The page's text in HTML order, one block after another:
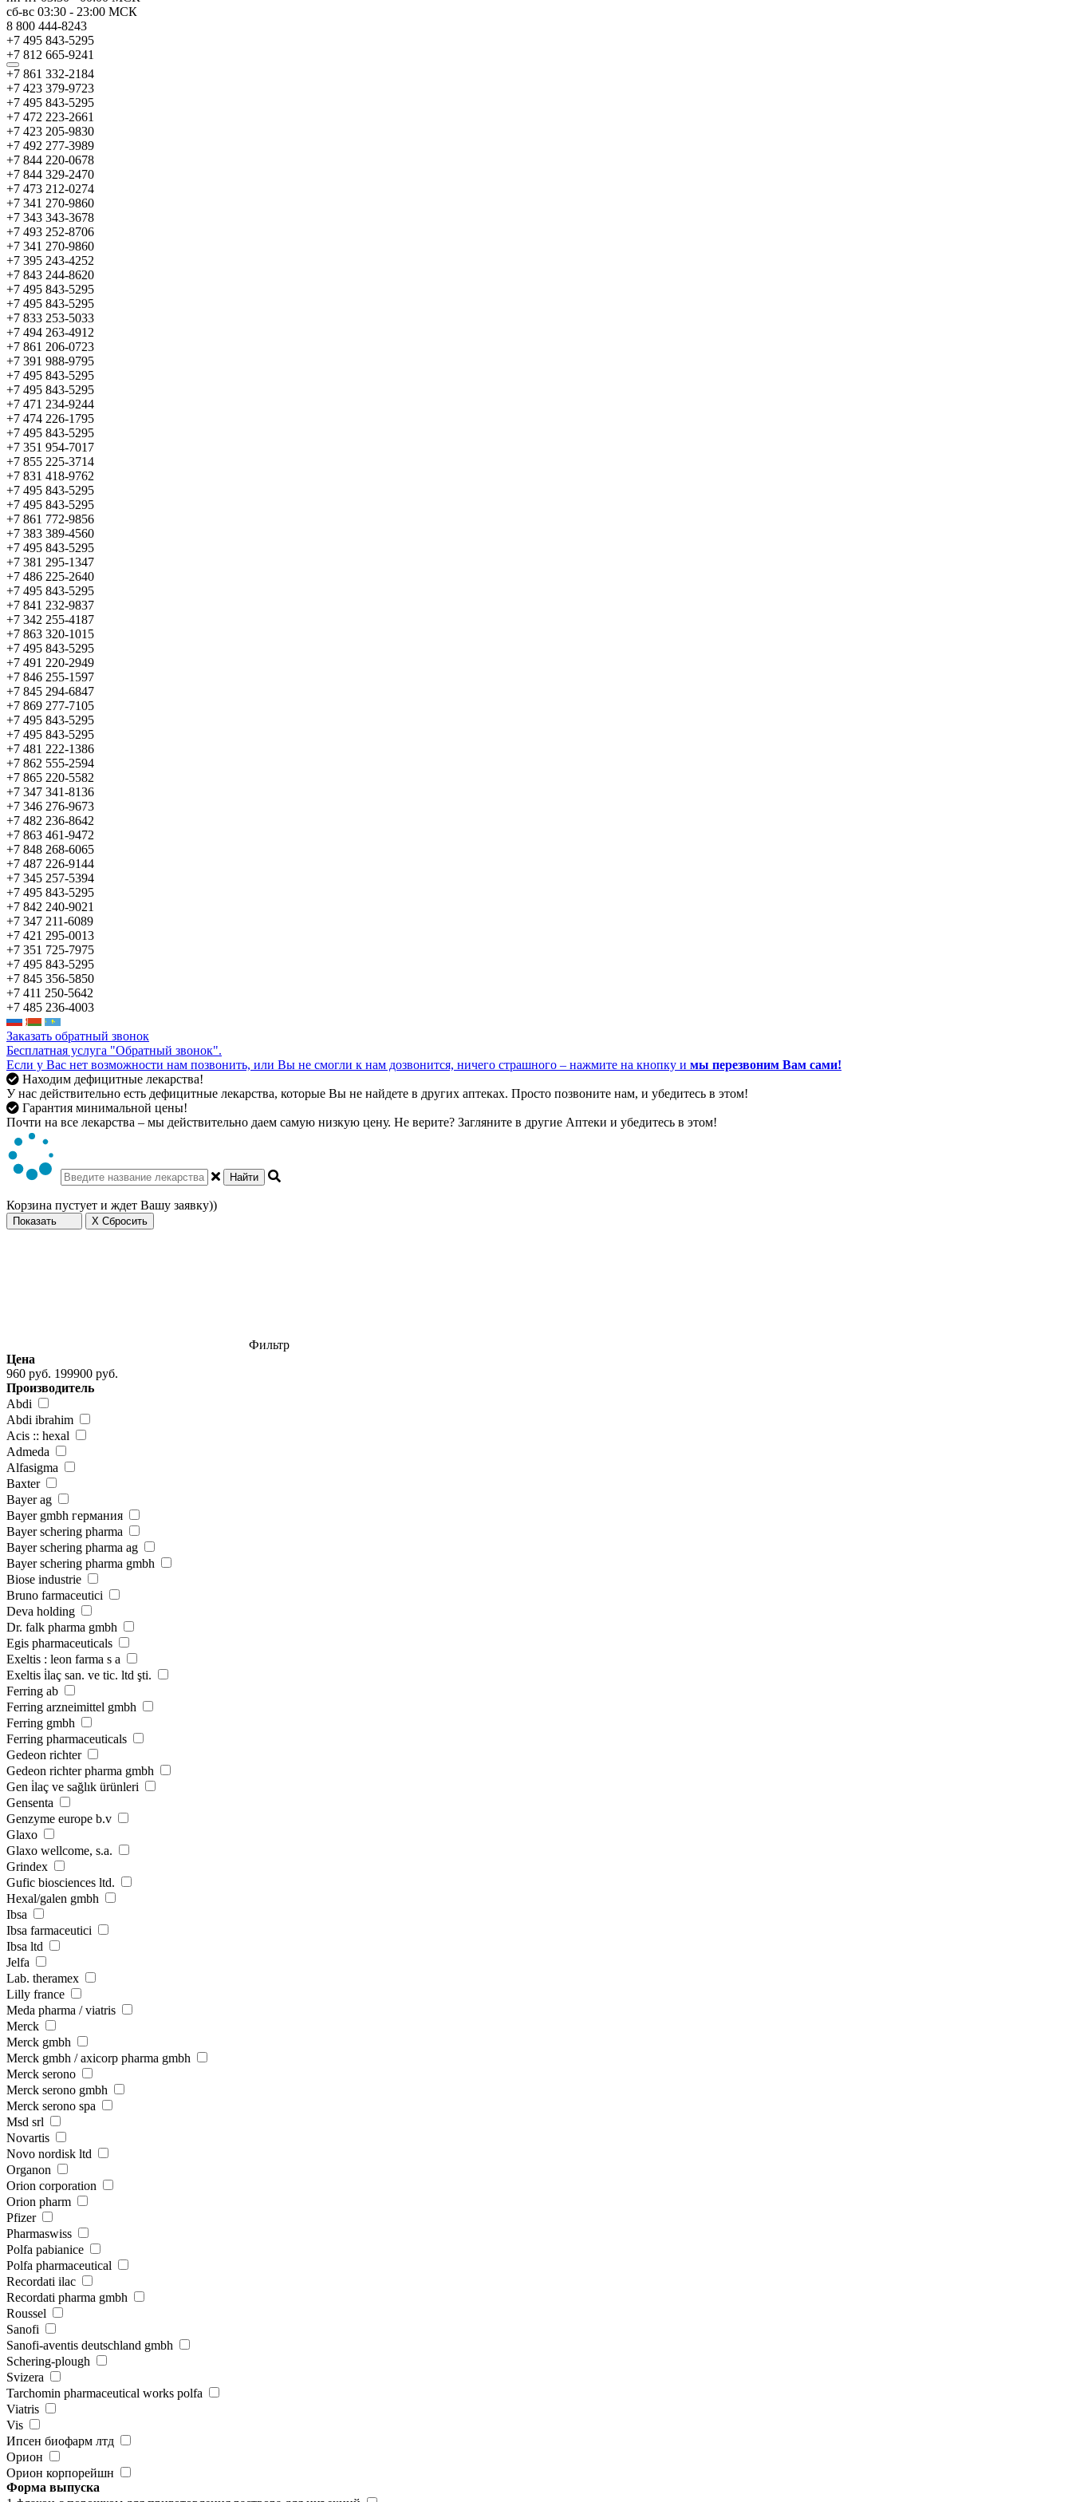
сб-вс 03:30 - 23:00 МСК
8 800 444-8243
+7 495 843-5295
+7 812 665-9241
+7 861 332-2184
+7 423 379-9723
+7 495 843-5295
+7 472 223-2661
+7 423 205-9830
+7 492 277-3989
+7 844 220-0678
+7 844 329-2470
+7 473 212-0274
+7 341 270-9860
+7 343 343-3678
+7 493 252-8706
+7 341 270-9860
+7 395 243-4252
+7 843 244-8620
+7 495 843-5295
+7 495 843-5295
+7 833 253-5033
+7 494 263-4912
+7 861 206-0723
+7 391 988-9795
+7 495 843-5295
+7 495 843-5295
+7 471 234-9244
+7 474 226-1795
+7 495 843-5295
+7 351 954-7017
+7 855 225-3714
+7 831 418-9762
+7 495 843-5295
+7 495 843-5295
+7 861 772-9856
+7 383 389-4560
+7 495 843-5295
+7 381 295-1347
+7 486 225-2640
+7 495 843-5295
+7 841 232-9837
+7 342 255-4187
+7 863 320-1015
+7 495 843-5295
+7 491 220-2949
+7 846 255-1597
+7 845 294-6847
+7 869 277-7105
+7 495 843-5295
+7 495 843-5295
+7 481 222-1386
+7 862 555-2594
+7 865 220-5582
+7 347 341-8136
+7 346 276-9673
+7 482 236-8642
+7 863 461-9472
+7 848 268-6065
+7 487 226-9144
+7 345 257-5394
+7 495 843-5295
+7 842 240-9021
+7 347 211-6089
+7 421 295-0013
+7 351 725-7975
+7 495 843-5295
+7 845 356-5850
+7 411 250-5642
+7 485 236-4003
Заказать обратный звонок
Бесплатная услуга "Обратный звонок".
Если у Вас нет возможности нам позвонить, или Вы не смогли к нам дозвонится, ничего страшного – нажмите на кнопку и мы перезвоним Вам сами!
Находим дефицитные лекарства!
У нас действительно есть дефицитные лекарства, которые Вы не найдете в других аптеках. Просто позвоните нам, и убедитесь в этом!
Гарантия минимальной цены!
Почти на все лекарства – мы действительно даем самую низкую цену. Не верите? Загляните в другие Аптеки и убедитесь в этом!
Найти
Корзина пустует и ждет Вашу заявку))
Показать X Сбросить
Фильтр
Цена
960 руб. 199900 руб.
Производитель
Abdi
Abdi ibrahim
Acis :: hexal
Admeda
Alfasigma
Baxter
Bayer ag
Bayer gmbh германия
Bayer schering pharma
Bayer schering pharma ag
Bayer schering pharma gmbh
Biose industrie
Bruno farmaceutici
Deva holding
Dr. falk pharma gmbh
Egis pharmaceuticals
Exeltis : leon farma s a
Exeltis i̇laç san. ve tic. ltd şti.
Ferring ab
Ferring arzneimittel gmbh
Ferring gmbh
Ferring pharmaceuticals
Gedeon richter
Gedeon richter pharma gmbh
Gen i̇laç ve sağlık ürünleri
Gensenta
Genzyme europe b.v
Glaxo
Glaxo wellcome, s.a.
Grindex
Gufic biosciences ltd.
Hexal/galen gmbh
Ibsa
Ibsa farmaceutici
Ibsa ltd
Jelfa
Lab. theramex
Lilly france
Meda pharma / viatris
Merck
Merck gmbh
Merck gmbh / axicorp pharma gmbh
Merck serono
Merck serono gmbh
Merck serono spa
Msd srl
Novartis
Novo nordisk ltd
Organon
Orion corporation
Orion pharm
Pfizer
Pharmaswiss
Polfa pabianice
Polfa pharmaceutical
Recordati ilac
Recordati pharma gmbh
Roussel
Sanofi
Sanofi-aventis deutschland gmbh
Schering-plough
Svizera
Tarchomin pharmaceutical works polfa
Viatris
Vis
Ипсен биофарм лтд
Орион
Орион корпорейшн
Форма выпуска